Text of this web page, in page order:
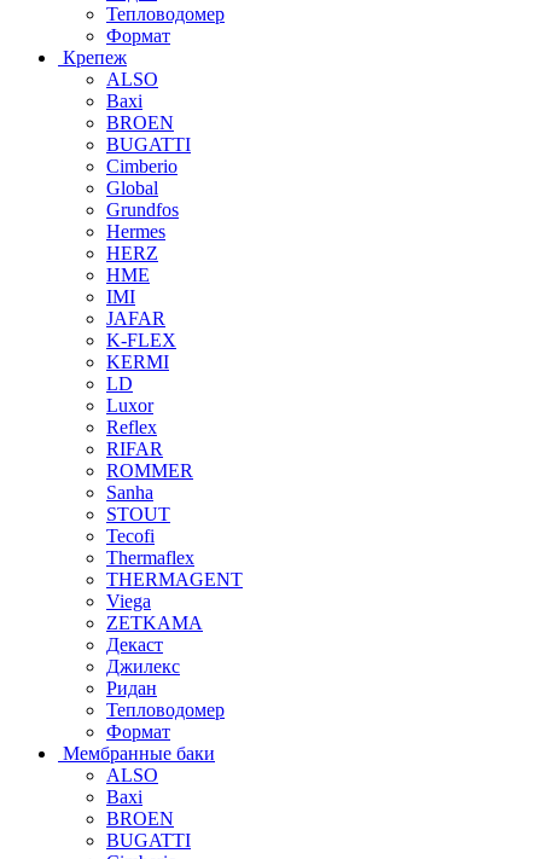
Тепловодомер
Формат
Крепеж
ALSO
Baxi
BROEN
BUGATTI
Cimberio
Global
Grundfos
Hermes
HERZ
HME
IMI
JAFAR
K-FLEX
KERMI
LD
Luxor
Reflex
RIFAR
ROMMER
Sanha
STOUT
Tecofi
Thermaflex
THERMAGENT
Viega
ZETKAMA
Декаст
Джилекс
Ридан
Тепловодомер
Формат
Мембранные баки
ALSO
Baxi
BROEN
BUGATTI